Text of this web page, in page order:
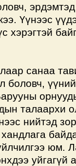
Үүнээс
хэрэгтэй
санаа
боловч,
талаархи
нийтэд
юм.
уйгагүй